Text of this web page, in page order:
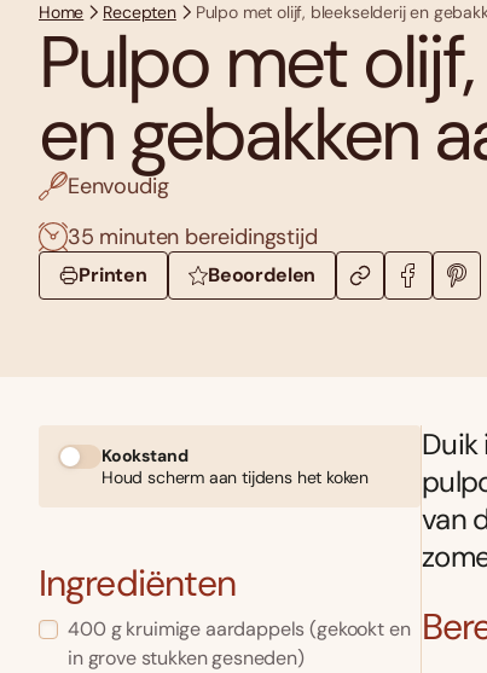
Home Recepten Pulpo met olijf, bleekselderij en
Pulpo met
en gebakken
Eenvoudig
35 minuten bereidingstijd
Printen Beoordelen
Kookstand
Houd scherm aan tijdens het koken
Ingrediënten
400 g kruimige aardappels(gekookt en
in grove stukken gesneden)
van